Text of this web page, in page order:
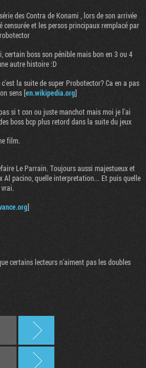
des Contra de Konami , lors de son arrivée
et les persos principaux remplacé par
certain boss son pénible mais bon en 3 ou 4
autre histoire :D
la suite de super Probotector? Ca en a pas
sens [en.wikipedia.org]
si t con ou juste manchot mais moi je l'ai
boss bcp plus retord dans la suite du jeux
film.
Le Parrain. Toujours aussi majestueux et
Al pacino, quelle interpretation... Et puis quelle
]
certains lecteurs n'aiment pas les doubles